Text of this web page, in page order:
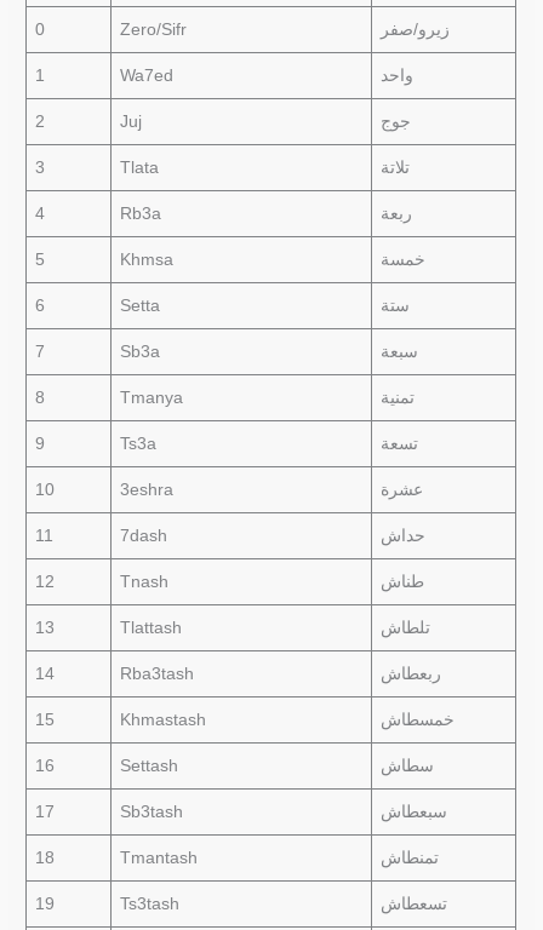
0 Zero/Sifr زيرو/صفر
1 Wa7ed واحد
2 Juj جوج
3 Tlata تلاتة
4 Rb3a ربعة
5 Khmsa خمسة
6 Setta ستة
7 Sb3a سبعة
8 Tmanya تمنية
9 Ts3a تسعة
10 3eshra عشرة
11 7dash حداش
12 Tnash طناش
13 Tlattash تلطاش
14 Rba3tash ربعطاش
15 Khmastash خمسطاش
16 Settash سطاش
17 Sb3tash سبعطاش
18 Tmantash تمنطاش
19 Ts3tash تسعطاش